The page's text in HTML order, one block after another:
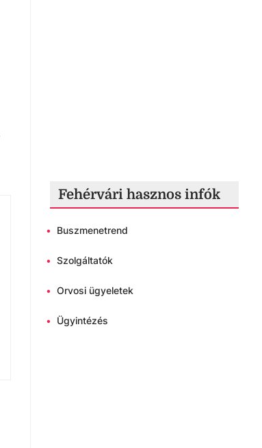
Fehérvári hasznos infók
• Buszmenetrend
• Szolgáltatók
• Orvosi ügyeletek
• Ügyintézés